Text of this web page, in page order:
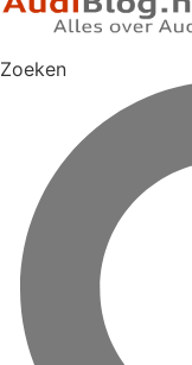
Zoeken